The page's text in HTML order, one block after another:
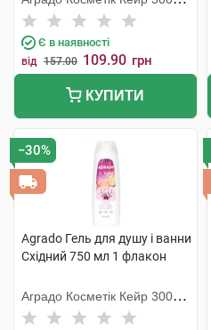
С.Л.У.
Є в наявності
від 157.00 109.90 грн
КУПИТИ
−30%
Agrado Гель для душу і ванни
Східний 750 мл 1 флакон
Аградо Косметік Кейр 3000
С.Л.У.